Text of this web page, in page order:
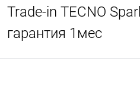
Trade-in TECNO
гарантия 1мес
Сегодня